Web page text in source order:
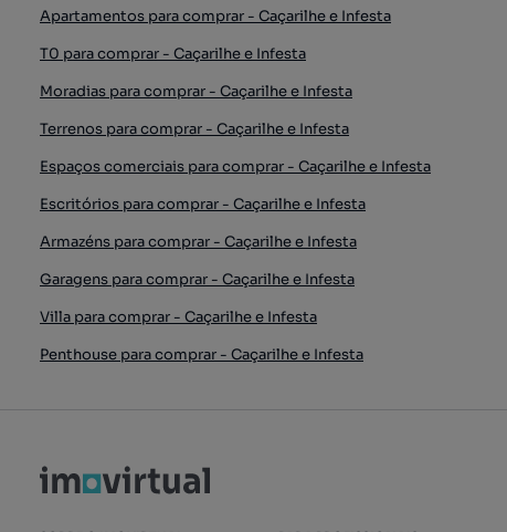
Apartamentos para comprar - Caçarilhe e Infesta
T0 para comprar - Caçarilhe e Infesta
Moradias para comprar - Caçarilhe e Infesta
Terrenos para comprar - Caçarilhe e Infesta
Espaços comerciais para comprar - Caçarilhe e Infesta
Escritórios para comprar - Caçarilhe e Infesta
Armazéns para comprar - Caçarilhe e Infesta
Garagens para comprar - Caçarilhe e Infesta
Villa para comprar - Caçarilhe e Infesta
Penthouse para comprar - Caçarilhe e Infesta